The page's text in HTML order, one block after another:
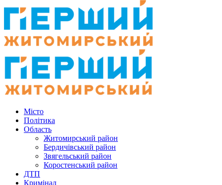
Місто
Політика
Область
Житомирський район
Бердичівський район
Звягельський район
Коростенський район
ДТП
Кримінал